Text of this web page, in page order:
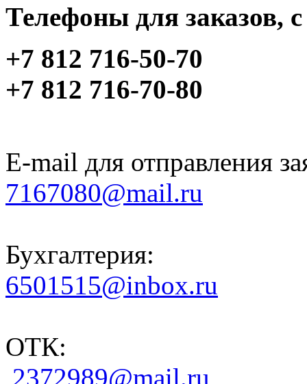
Телефоны для заказов,
+7 812 716-50-70
+7 812 716-70-80
E-mail для отправления
7167080@mail.ru
Бухгалтерия:
6501515@inbox.ru
ОТК:
2372989@mail.ru